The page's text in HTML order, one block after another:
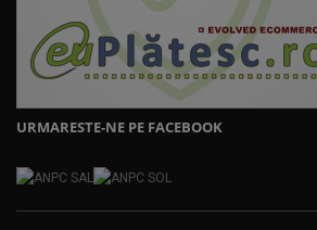
URMARESTE-NE PE FACEBOOK